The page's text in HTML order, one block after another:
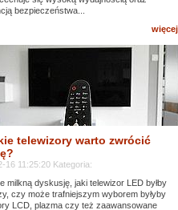
bezpieczeństwa...
telewizory warto zwrócić
16 11:25:20 Kategoria:
milkną dyskusję, jaki telewizor LED byłby
czy może trafniejszym wyborem byłyby
LCD, plazma czy też zaawansowane